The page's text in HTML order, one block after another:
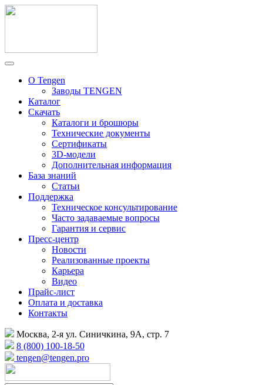
О Tengen
Заводы TENGEN
Каталог
Скачать
Каталоги и брошюры
Технические документы
Сертификаты
3D-модели
Дополнительная информация
База знаний
Статьи
Поддержка
Техническое консультирование
Часто задаваемые вопросы
Гарантия и сервис
Пресс-центр
Новости
Реализованные проекты
Карьера
Видео
Прайс-лист
Оплата и доставка
Контакты
Москва, 2-я ул. Синичкина, 9А, стр. 7
8 (800) 100-18-50
tengen@tengen.pro